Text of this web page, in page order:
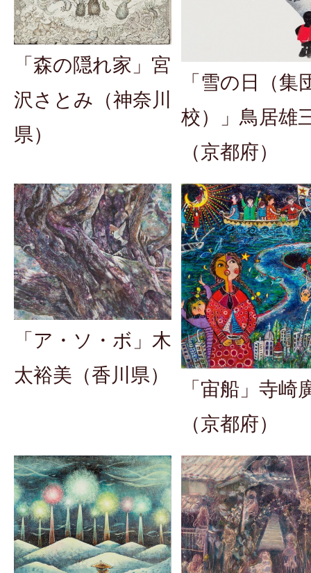
「森の隠れ家」宮
沢さとみ（神奈川
県）
「雪の日（集
校）」鳥居雄
（京都府）
「ア・ソ・ボ」木
太裕美（香川県）
「宙船」寺崎
（京都府）